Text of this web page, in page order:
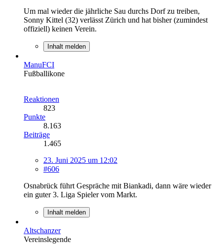
Um mal wieder die jährliche Sau durchs Dorf zu treiben,
Sonny Kittel (32) verlässt Zürich und hat bisher (zumindest
offiziell) keinen Verein.
Inhalt melden
ManuFCI
Fußballikone
Reaktionen
823
Punkte
8.163
Beiträge
1.465
23. Juni 2025 um 12:02
#606
Osnabrück führt Gespräche mit Biankadi, dann wäre wieder
ein guter 3. Liga Spieler vom Markt.
Inhalt melden
Altschanzer
Vereinslegende